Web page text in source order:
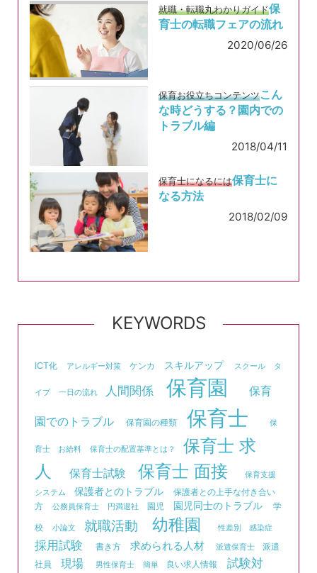
就職・転職丸わかりガイド保
育士の転職フェアの流れ
2020/06/26
保育お役立ちコンテンツこん
な時どうする？園内での
トラブル編
2018/04/11
保育士になるには保育士に
なる方法
2018/02/09
KEYWORDS
ICT化 アレルギー対策 ケンカ スキルアップ スクール タ
イプ 一日の流れ 人間関係 保育園 保育
園でのトラブル 保育園の種類 保育士 保
育士 お給料 保育士の配置基準とは？
保育士 求
人
保育士試験 保育士 面接
保育支援
システム
保護者とのトラブル
保護者との上手な付き合い
方
公務員保育士 円満退社 園児 園児同士のトラブル
学
校
小論文 就職活動 幼稚園 性差別 感染症
採用試験 書き方 求められる人材 派遣保育士
派遣
社員
現場 男性保育士 簡単 良い求人情報
試験対